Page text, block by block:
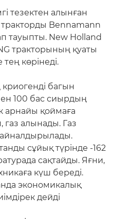
тезектен алынған
Bennamann
тауыпты. New Holland
тракторының қуаты
көрінеді.
багын
100 бас сиырдың
арнайы қоймаға
газ алынады. Газ
сұйық түрінде -162
сақтайды. Яғни,
күш береді.
экономикалық
дейді